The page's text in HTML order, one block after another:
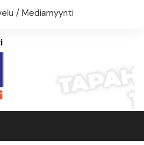
/ Mediamyynti